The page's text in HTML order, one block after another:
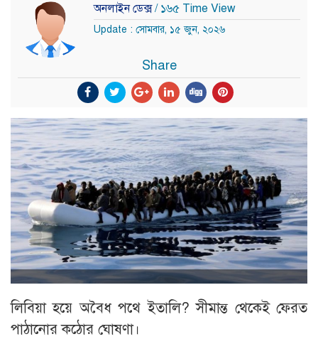
অনলাইন ডেক্স/ ১৬৫ Time View
Update : সোমবার, ১৫ জুন, ২০২৬
Share
লিবিয়া হয়ে অবৈধ পথে ইতালি? সীমান্ত থেকেই ফেরত
পাঠানোর কঠোর ঘোষণা।